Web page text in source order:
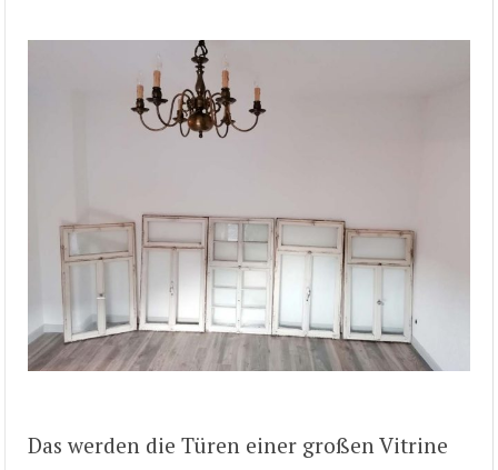
Das werden die Türen einer großen Vitrine